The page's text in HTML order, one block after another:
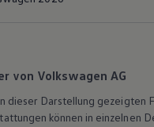
von Volkswagen AG
dieser Darstellung gezeigten
können in einzelnen